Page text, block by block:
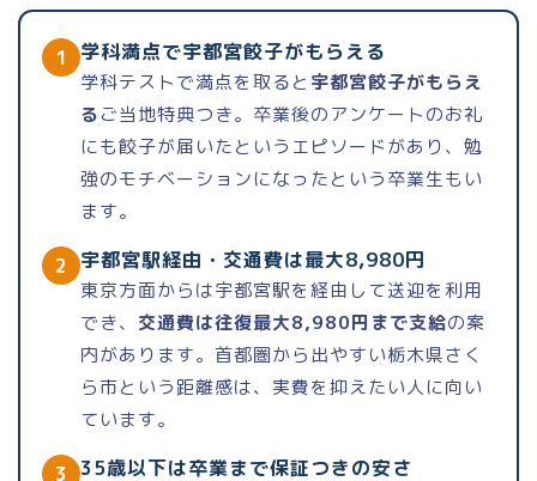
1 学科満点で宇都宮餃子がもらえる
学科テストで満点を取ると 宇都宮餃子がもらえ
るご当地特典つき。卒業後のアンケートのお礼
にも餃子が届いたというエピソードがあり、勉
強のモチベーションになったという卒業生もい
ます。
2 宇都宮駅経由・交通費は最大8,980円
東京方面からは宇都宮駅を経由して送迎を利用
でき、 交通費は往復最大8,980円まで支給の案
内があります。首都圏から出やすい栃木県さく
ら市という距離感は、実費を抑えたい人に向い
ています。
3 35歳以下は卒業まで保証つきの安さ